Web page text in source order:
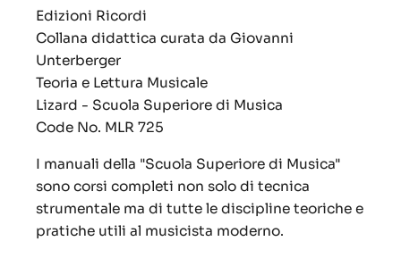
Edizioni Ricordi
Collana didattica curata da Giovanni
Unterberger
Teoria e Lettura Musicale
Lizard - Scuola Superiore di Musica
Code No. MLR 725
I manuali della "Scuola Superiore di Musica"
sono corsi completi non solo di tecnica
strumentale ma di tutte le discipline teoriche e
pratiche utili al musicista moderno.